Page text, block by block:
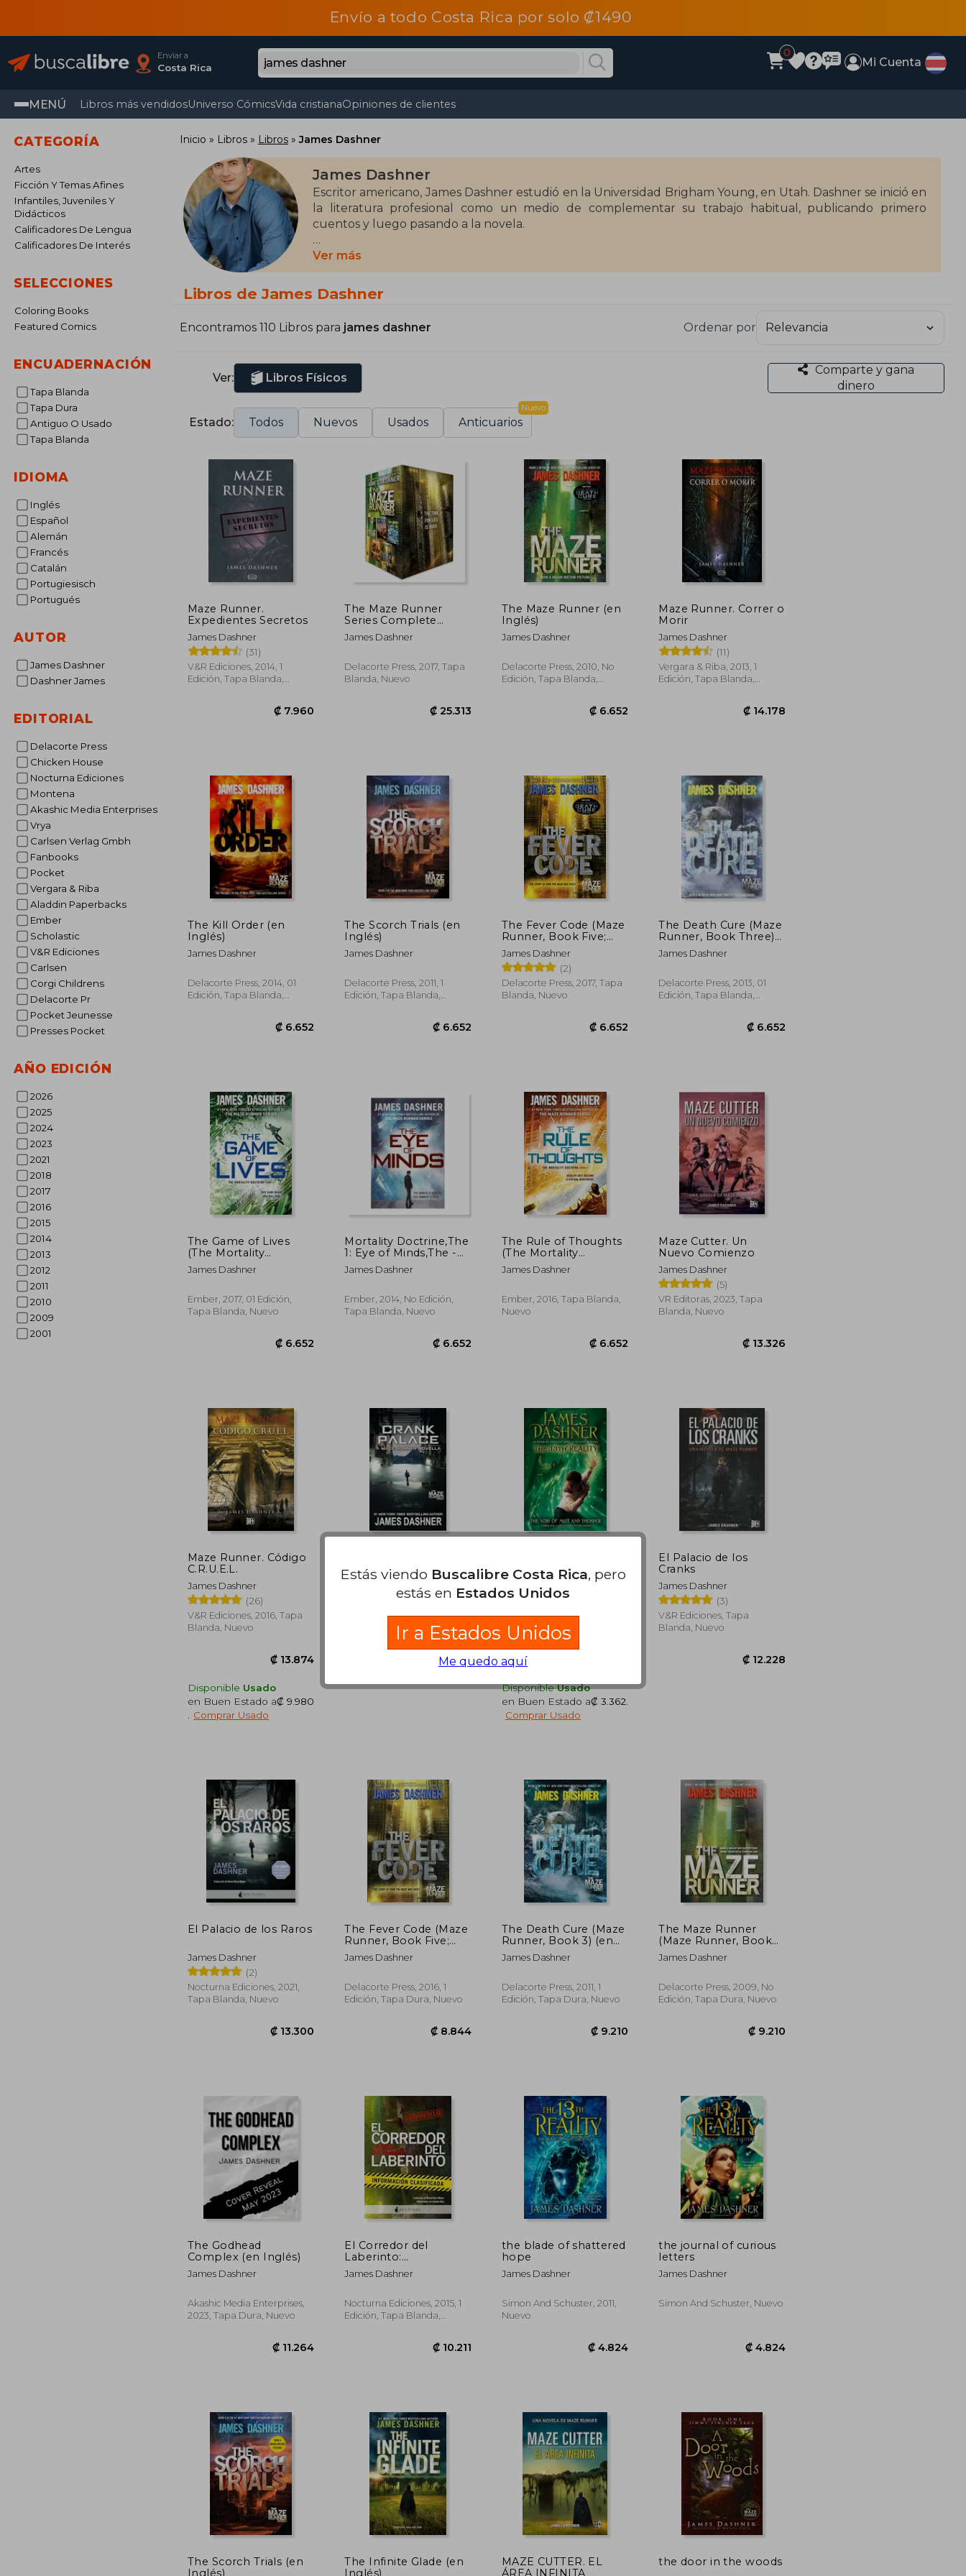
Envío a todo Costa Rica por solo ₡1490
Enviar a
Costa Rica
0
Mi Cuenta
MENÚ Libros más vendidosUniverso CómicsVida cristianaOpiniones de clientes
CATEGORÍA
Artes
Ficción Y Temas Afines
Infantiles, Juveniles Y
Didácticos
Calificadores De Lengua
Calificadores De Interés
SELECCIONES
Coloring Books
Featured Comics
ENCUADERNACIÓN
Tapa Blanda
Tapa Dura
Antiguo O Usado
Tapa Blanda
IDIOMA
Inglés
Español
Alemán
Francés
Catalán
Portugiesisch
Portugués
AUTOR
James Dashner
Dashner James
EDITORIAL
Delacorte Press
Chicken House
Nocturna Ediciones
Montena
Akashic Media Enterprises
Vrya
Carlsen Verlag Gmbh
Fanbooks
Pocket
Vergara & Riba
Aladdin Paperbacks
Ember
Scholastic
V&R Ediciones
Carlsen
Corgi Childrens
Delacorte Pr
Pocket Jeunesse
Presses Pocket
AÑO EDICIÓN
2026
2025
2024
2023
2021
2018
2017
2016
2015
2014
2013
2012
2011
2010
2009
2001
Inicio Libros Libros James Dashner
James Dashner
Escritor americano, James Dashner estudió en la Universidad Brigham Young, en Utah. Dashner se inició en
la literatura profesional como un medio de complementar su trabajo habitual, publicando primero
cuentos y luego pasando a la novela.
Tras varias series que no llegaron a alcanzar demasiado éxito, Dashner dio la campanada dentro de la
fantasía juvenil al comenzar a publicar la saga El corredor del laberinto, una obra distópica que fue
publicada a nivel internacional. En 2014, la primera entrega de esta serie fue adaptada al cine con gran
éxito.
Además, Dashner ha seguido publicando nuevas series de ficción, con las que ha logrado destacar en
Ver más
Libros de James Dashner
Encontramos 110 Libros para james dashner Ordenar por
Ver: Libros Físicos
Comparte y gana
dinero
Estado: Todos Nuevos Usados Anticuarios
Nuevo
Maze Runner.
Expedientes Secretos
James Dashner
(31)
V&R Ediciones, 2014, 1
Edición, Tapa Blanda,
The Maze Runner
Series Complete
Collection Boxed Set:
The Fever Code - the
Cure - the Scorch
Trials - the Maze
James Dashner
Delacorte Press, 2017, Tapa
Blanda, Nuevo
The Maze Runner (en
Inglés)
James Dashner
Delacorte Press, 2010, No
Edición, Tapa Blanda,
₡ 6.652
Maze Runner. Correr o
Morir
James Dashner
(11)
Vergara & Riba, 2013, 1
Edición, Tapa Blanda,
The Kill Order (en
Inglés)
James Dashner
Delacorte Press, 2014, 01
Edición, Tapa Blanda,
The Scorch Trials (en
Inglés)
James Dashner
Delacorte Press, 2011, 1
Edición, Tapa Blanda,
The Fever Code (Maze
Runner, Book Five;
Prequel) (The Maze
Runner Series) (en
Inglés)
James Dashner
(2)
Delacorte Press, 2017, Tapa
Blanda, Nuevo
₡ 6.652
The Death Cure (Maze
Runner, Book Three)
(en Inglés)
James Dashner
Delacorte Press, 2013, 01
Edición, Tapa Blanda,
The Game of Lives
(The Mortality
Doctrine, Book Three)
(en Inglés)
James Dashner
Ember, 2017, 01 Edición,
Tapa Blanda, Nuevo
Mortality Doctrine,The
1: Eye of Minds,The -
Delacorte (en Inglés)
James Dashner
Ember, 2014, No Edición,
Tapa Blanda, Nuevo
The Rule of Thoughts
(The Mortality
Doctrine, Book Two)
(en Inglés)
James Dashner
Ember, 2016, Tapa Blanda,
Nuevo
₡ 6.652
Maze Cutter. Un
Nuevo Comienzo
James Dashner
(5)
VR Editoras, 2023, Tapa
Blanda, Nuevo
Maze Runner. Código
C.R.U.E.L.
James Dashner
(26)
V&R Ediciones, 2016, Tapa
Blanda, Nuevo
Disponible Usado
en Buen Estado a₡ 9.980
Comprar Usado
Runner Novella (en
Inglés)
Riverdale Avenue
Books/Quest Imprint, 2023,
Tapa Blanda, Nuevo
thunder (en Inglés)
James Dashner
Aladdin Paperbacks, 2013,
Tapa Blanda, Nuevo
₡ 4.824
DisponibleUsado
en Buen Estado a₡ 3.362
Comprar Usado
El Palacio de los
Cranks
James Dashner
(3)
V&R Ediciones, Tapa
Blanda, Nuevo
El Palacio de los Raros
James Dashner
(2)
Nocturna Ediciones, 2021,
Tapa Blanda, Nuevo
₡ 13.300
The Fever Code (Maze
Runner, Book Five;
Prequel) (en Inglés)
James Dashner
Delacorte Press, 2016, 1
Edición, Tapa Dura, Nuevo
₡ 8.844
The Death Cure (Maze
Runner, Book 3) (en
Inglés)
James Dashner
Delacorte Press, 2011, 1
Edición, Tapa Dura, Nuevo
₡ 9.210
The Maze Runner
(Maze Runner, Book
One): Book one (en
Inglés)
James Dashner
Delacorte Press, 2009, No
Edición, Tapa Dura, Nuevo
The Godhead
Complex (en Inglés)
James Dashner
Akashic Media Enterprises,
2023, Tapa Dura, Nuevo
El Corredor del
Laberinto:
Información
Clasificada
James Dashner
Nocturna Ediciones, 2015, 1
Edición, Tapa Blanda,
the blade of shattered
hope
James Dashner
Simon And Schuster, 2011,
Nuevo
the journal of curious
letters
James Dashner
Simon And Schuster, Nuevo
The Scorch Trials (en
Inglés)
The Infinite Glade (en
Inglés)
MAZE CUTTER. EL
ÁREA INFINITA
the door in the woods
Estás viendo Buscalibre Costa Rica, pero
estás en Estados Unidos
Ir a Estados Unidos
Me quedo aquí